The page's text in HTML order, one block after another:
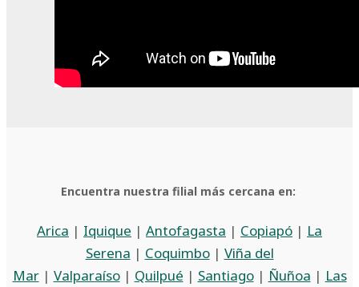
Encuentra nuestra filial más cercana en:
Arica | Iquique | Antofagasta | Copiapó | La
Serena | Coquimbo| Viña del
Mar| Valparaíso| Quilpué | Santiago| Ñuñoa | Las